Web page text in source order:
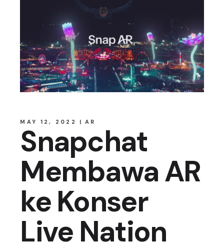
MAY 12, 2022 AR
Snapchat
Membawa AR
ke Konser
Live Nation